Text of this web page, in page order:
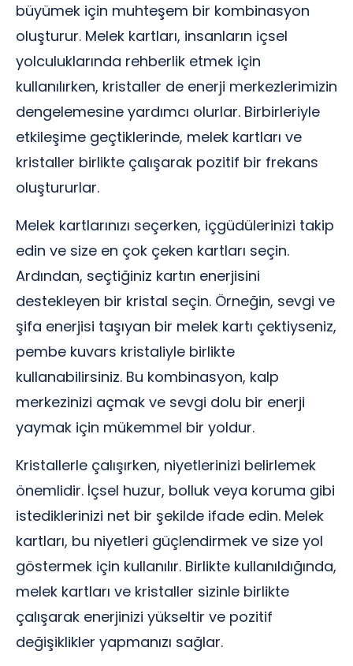
büyümek için muhteşem bir kombinasyon
oluşturur. Melek kartları, insanların içsel
yolculuklarında rehberlik etmek için
kullanılırken, kristaller de enerji merkezlerimizin
dengelemesine yardımcı olurlar. Birbirleriyle
etkileşime geçtiklerinde, melek kartları ve
kristaller birlikte çalışarak pozitif bir frekans
oluştururlar.
Melek kartlarınızı seçerken, içgüdülerinizi takip
edin ve size en çok çeken kartları seçin.
Ardından, seçtiğiniz kartın enerjisini
destekleyen bir kristal seçin. Örneğin, sevgi ve
şifa enerjisi taşıyan bir melek kartı çektiyseniz,
pembe kuvars kristaliyle birlikte
kullanabilirsiniz. Bu kombinasyon, kalp
merkezinizi açmak ve sevgi dolu bir enerji
yaymak için mükemmel bir yoldur.
Kristallerle çalışırken, niyetlerinizi belirlemek
önemlidir. İçsel huzur, bolluk veya koruma gibi
istediklerinizi net bir şekilde ifade edin. Melek
kartları, bu niyetleri güçlendirmek ve size yol
göstermek için kullanılır. Birlikte kullanıldığında,
melek kartları ve kristaller sizinle birlikte
çalışarak enerjinizi yükseltir ve pozitif
değişiklikler yapmanızı sağlar.